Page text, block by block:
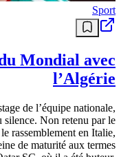
Sport
Mondial avec
l’Algérie
de l’équipe nationale,
silence. Non retenu par le
rassemblement en Italie,
de maturité aux termes